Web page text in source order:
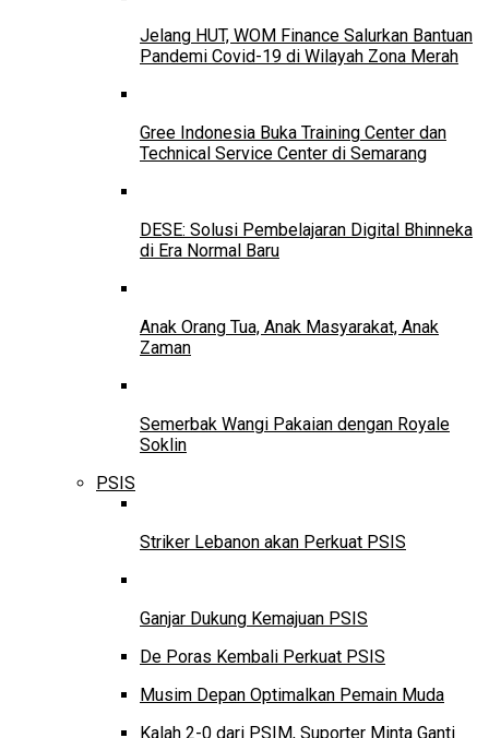
Jelang HUT, WOM Finance Salurkan Bantuan
Pandemi Covid-19 di Wilayah Zona Merah
Gree Indonesia Buka Training Center dan
Technical Service Center di Semarang
DESE: Solusi Pembelajaran Digital Bhinneka
di Era Normal Baru
Anak Orang Tua, Anak Masyarakat, Anak
Zaman
Semerbak Wangi Pakaian dengan Royale
Soklin
PSIS
Striker Lebanon akan Perkuat PSIS
Ganjar Dukung Kemajuan PSIS
De Poras Kembali Perkuat PSIS
Musim Depan Optimalkan Pemain Muda
Kalah 2-0 dari PSIM, Suporter Minta Ganti